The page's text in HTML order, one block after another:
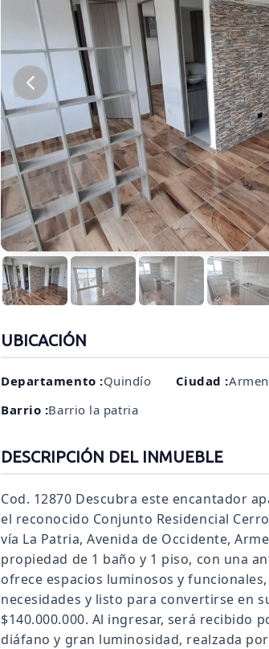
UBICACIÓN
Departamento :Quindío Ciudad :
Barrio :Barrio la patria
DESCRIPCIÓN DEL INMUEBLE
Cod. 12870 Descubra este encantador
el reconocido Conjunto Residencial
vía La Patria, Avenida de Occidente,
propiedad de 1 baño y 1 piso, con una
ofrece espacios luminosos y
necesidades y listo para convertirse en
$140.000.000. Al ingresar, será recibido
diáfano y gran luminosidad, realzada